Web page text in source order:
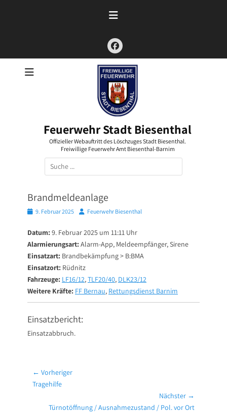
Facebook
Feuerwehr Stadt Biesenthal
Offizieller Webauftritt des Löschzuges Stadt Biesenthal.
Freiwillige Feuerwehr Amt Biesenthal-Barnim
Suchen
nach:
Brandmeldeanlage
Posted9. Februar 2025 AutorFeuerwehr Biesenthal
Datum: 9. Februar 2025 um 11:11 Uhr
Alarmierungsart: Alarm-App, Meldeempfänger, Sirene
Einsatzart: Brandbekämpfung > B:BMA
Einsatzort: Rüdnitz
Fahrzeuge: LF16/12,TLF20/40, DLK23/12
Weitere Kräfte: FF Bernau, Rettungsdienst Barnim
Einsatzbericht:
Einsatzabbruch.
Beitragsnavigation
← Vorheriger
Vorheriger
Tragehilfe
Nächster →
NächsterTürnotöffnung / Ausnahmezustand / Pol. vor Ort